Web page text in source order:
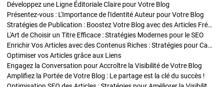
Développez une Ligne Éditoriale Claire pour Votre Blog
Présentez-vous : L'Importance de l'Identité Auteur pour Votre Blog
Stratégies de Publication : Boostez Votre Blog avec des Articles Fréquents et Exclusifs
L'Art de Choisir un Titre Efficace : Stratégies Modernes pour le SEO
Enrichir Vos Articles avec des Contenus Riches : Stratégies pour Captiver et Optimiser
Optimiser vos Articles grâce aux Liens
Engagez la Conversation pour Accroître la Visibilité de Votre Blog
Amplifiez la Portée de Votre Blog : Le partage est la clé du succès !